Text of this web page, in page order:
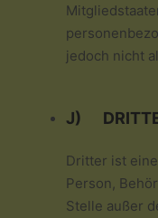
jedoch nicht
J)
Dritter ist
Person,
Stelle außer